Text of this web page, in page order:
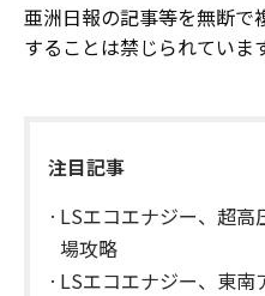
亜洲日報の記事等を無断で
することは禁じられていま
注目記事
LSエコエナジー、超
場攻略
LSエコエナジー、東